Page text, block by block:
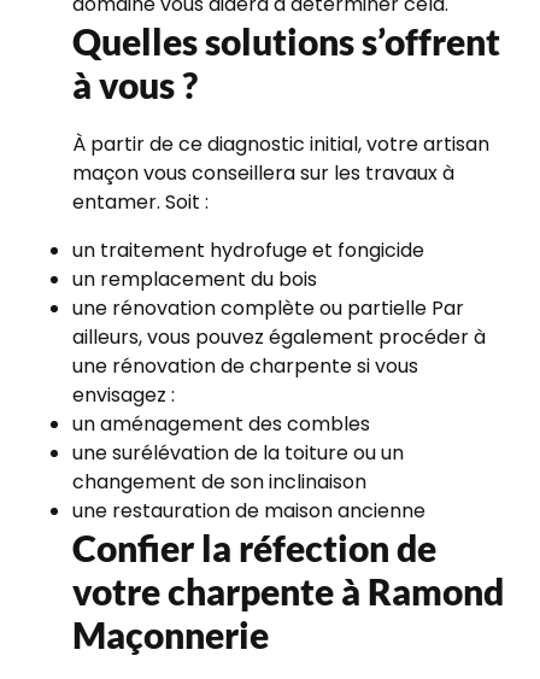
Quelles solutions s’offrent
à vous ?
À partir de ce diagnostic initial, votre artisan
maçon vous conseillera sur les travaux à
entamer. Soit :
un traitement hydrofuge et fongicide
un remplacement du bois
une rénovation complète ou partielle Par
ailleurs, vous pouvez également procéder à
une rénovation de charpente si vous
envisagez :
un aménagement des combles
une surélévation de la toiture ou un
changement de son inclinaison
une restauration de maison ancienne
Confier la réfection de
votre charpente à Ramond
Maçonnerie